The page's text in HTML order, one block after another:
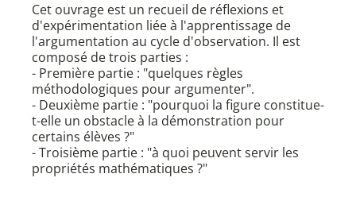
Cet ouvrage est un recueil de réflexions et
d'expérimentation liée à l'apprentissage de
l'argumentation au cycle d'observation. Il est
composé de trois parties :
- Première partie : "quelques règles
méthodologiques pour argumenter".
- Deuxième partie : "pourquoi la figure constitue-
t-elle un obstacle à la démonstration pour
certains élèves ?"
- Troisième partie : "à quoi peuvent servir les
propriétés mathématiques ?"